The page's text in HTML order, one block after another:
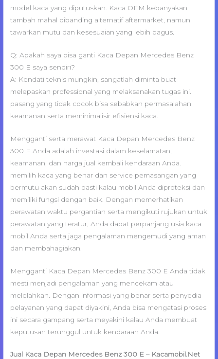
model kaca yang diputuskan. Kaca OEM kebanyakan
tambah mahal dibanding alternatif aftermarket, namun
tawarkan mutu dan kesesuaian yang lebih bagus.
Q: Apakah saya bisa ganti Kaca Depan Mercedes Benz
300 E saya sendiri?
A: Kendati teknis mungkin, sangatlah diminta buat
melepaskan professional yang melaksanakan tugas ini.
pasang yang tidak cocok bisa sebabkan permasalahan
keamanan serta meminimalisir efisiensi kaca.
Mengganti serta merawat Kaca Depan Mercedes Benz
300 E Anda adalah investasi dalam keselamatan,
keamanan, dan harga jual kembali kendaraan Anda.
memilih kaca yang benar dan service pemasangan yang
bermutu akan sudah pasti kalau mobil Anda diproteksi dan
memiliki fungsi dengan baik. Dengan memerhatikan
perawatan waktu pergantian serta mengikuti rujukan untuk
perawatan yang teratur, Anda dapat perpanjang usia kaca
mobil Anda serta jaga pengalaman mengemudi yang aman
dan membahagiakan.
Mengganti Kaca Depan Mercedes Benz 300 E Anda tidak
mesti menjadi pengalaman yang mencekam atau
melelahkan. Dengan informasi yang benar serta penyedia
pelayanan yang dapat diyakini, Anda bisa mengatasi proses
ini secara gampang serta meyakini kalau Anda membuat
keputusan terunggul untuk kendaraan Anda.
Jual Kaca Depan Mercedes Benz 300 E – Kacamobil.Net